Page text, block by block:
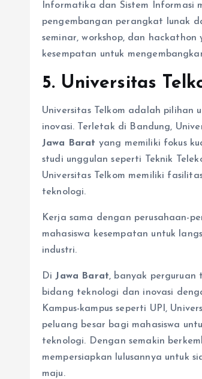
Informatika dan Sistem Informasi
pengembangan perangkat lunak
seminar, workshop, dan
kesempatan untuk
5. Universitas
Universitas Telkom adalah
inovasi. Terletak di Bandung,
Jawa Barat yang memiliki fokus
studi unggulan seperti Teknik
Universitas Telkom memiliki
teknologi.
Kerja sama dengan perusahaan-
mahasiswa kesempatan untuk
industri.
Di Jawa Barat, banyak
bidang teknologi dan inovasi
Kampus-kampus seperti UPI,
peluang besar bagi mahasiswa
teknologi. Dengan semakin
mempersiapkan lulusannya untuk
maju.